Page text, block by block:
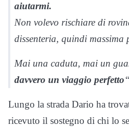
aiutarmi.
Non volevo rischiare di
dissenteria, quindi massima
Mai una caduta, mai un
davvero un viaggio perfetto
Lungo la strada Dario ha
ricevuto il sostegno di chi lo